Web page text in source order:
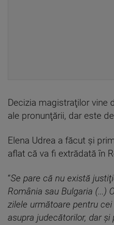
Decizia magistraţilor vine
ale pronunţării, dar este
Elena Udrea a făcut și
aflat că va fi extrădată în
“Se pare că nu există
România sau Bulgaria (...)
zilele următoare pentru
asupra judecătorilor, dar